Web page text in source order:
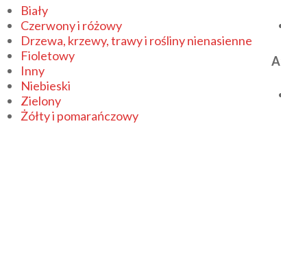
Biały
Czerwony i różowy
Drzewa, krzewy, trawy i rośliny nienasienne
Fioletowy
Inny
Niebieski
Zielony
Żółty i pomarańczowy